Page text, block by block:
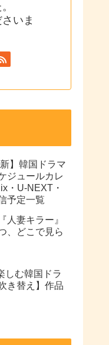
いま
】韓国ドラマ
ジュールカレ
・U-NEXT・
予定一覧
人妻キラー』
、どこで見ら
しむ韓国ドラ
き替え】作品